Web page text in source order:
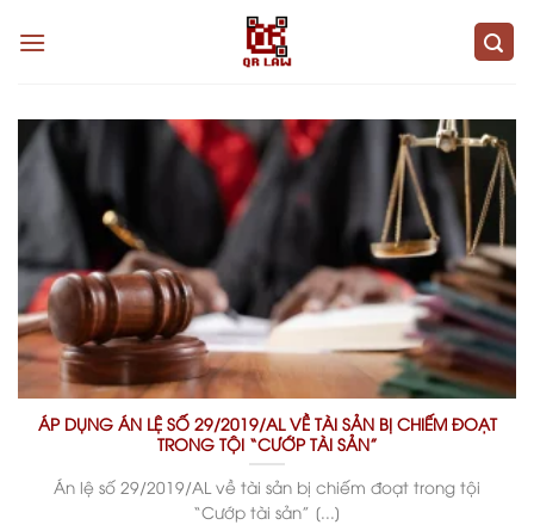
ÁP DỤNG ÁN LỆ SỐ 29/2019/AL VỀ TÀI SẢN BỊ CHIẾM ĐOẠT
TRONG TỘI “CƯỚP TÀI SẢN”
Án lệ số 29/2019/AL về tài sản bị chiếm đoạt trong tội
“Cướp tài sản” [...]